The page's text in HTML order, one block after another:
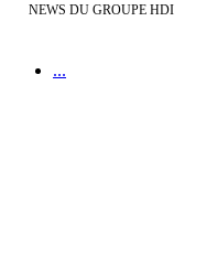
NEWS DU GROUPE HDI
...